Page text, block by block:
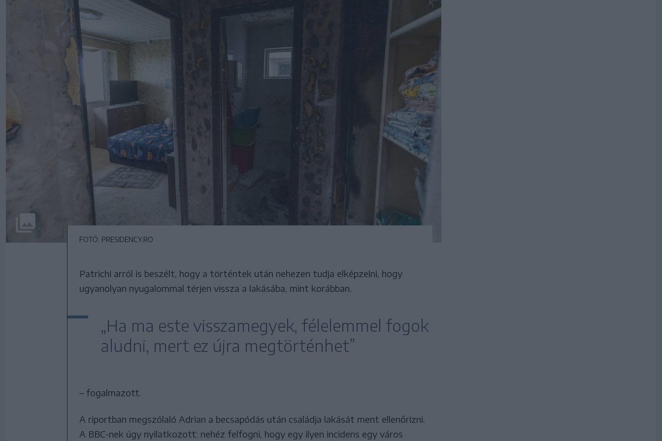
FOTÓ: PRESIDENCY.RO
Patrichi arról is beszélt, hogy a történtek után nehezen tudja elképzelni, hogy
ugyanolyan nyugalommal térjen vissza a lakásába, mint korábban.
„Ha ma este visszamegyek, félelemmel fogok
aludni, mert ez újra megtörténhet”
– fogalmazott.
A riportban megszólaló Adrian a becsapódás után családja lakását ment ellenőrizni.
A BBC-nek úgy nyilatkozott: nehéz felfogni, hogy egy ilyen incidens egy város